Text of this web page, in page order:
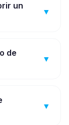
un
▼
de
▼
▼